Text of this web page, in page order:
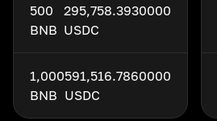
500
BNB
295,758.3930000
USDC
1,000
BNB
591,516.7860000
USDC